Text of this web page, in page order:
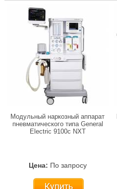
Модульный наркозный аппарат
пневматического типа General
Electric 9100с NXT
Цена: По запросу
Купить